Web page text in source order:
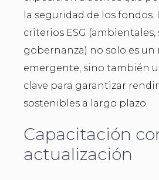
la seguridad de los
criterios ESG (ambientales,
gobernanza) no solo es un
emergente, sino también
clave para garantizar
sostenibles a largo plazo.
Capacitación
actualización